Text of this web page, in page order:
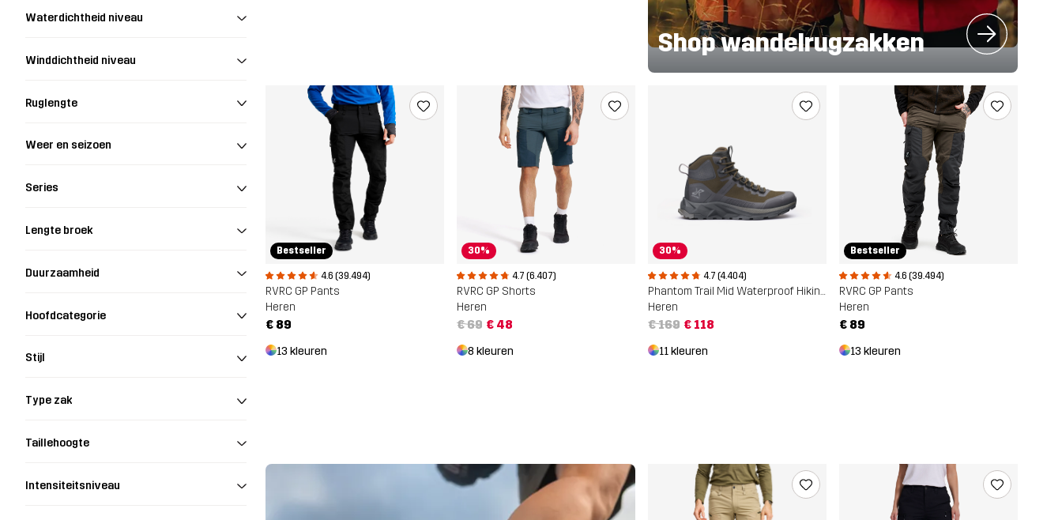
Waterdichtheid niveau
Winddichtheid niveau
Ruglengte
Weer en seizoen
Series
Lengte broek
Duurzaamheid
Hoofdcategorie
Stijl
Type zak
Taillehoogte
Intensiteitsniveau
Shop wandelrugzakken
Bestseller
4.6 (39.494)
RVRC GP Pants
Heren
€ 89
13 kleuren
30%
4.7 (6.407)
RVRC GP Shorts
Heren
€ 69 € 48
8 kleuren
30%
4.7 (4.404)
Phantom Trail Mid Waterproof Hiking Boots
Heren
€ 169 € 118
11 kleuren
Bestseller
4.6 (39.494)
RVRC GP Pants
Heren
€ 89
13 kleuren